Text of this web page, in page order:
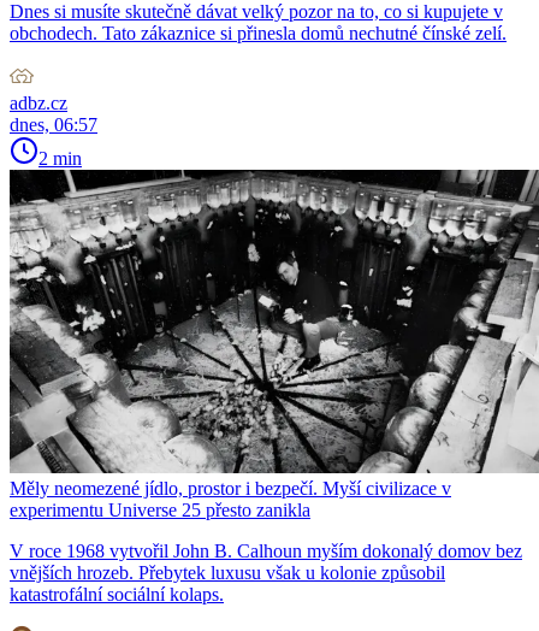
Dnes si musíte skutečně dávat velký pozor na to, co si kupujete v
obchodech. Tato zákaznice si přinesla domů nechutné čínské zelí.
adbz.cz
dnes, 06:57
2 min
Měly neomezené jídlo, prostor i bezpečí. Myší civilizace v
experimentu Universe 25 přesto zanikla
V roce 1968 vytvořil John B. Calhoun myším dokonalý domov bez
vnějších hrozeb. Přebytek luxusu však u kolonie způsobil
katastrofální sociální kolaps.